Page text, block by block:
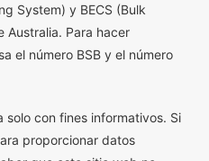
System) y BECS (Bulk
Australia. Para hacer
el número BSB y el número
solo con fines informativos. Si
proporcionar datos